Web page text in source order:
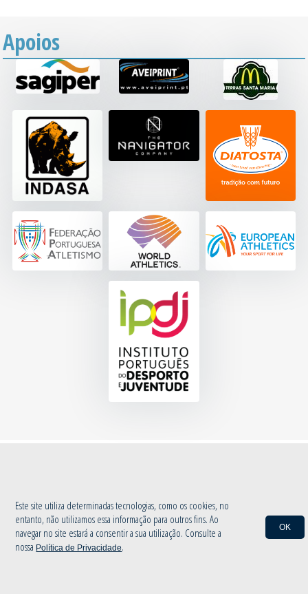
Este site utiliza determinadas tecnologias, como os cookies, no
entanto, não utilizamos essa informação para outros fins. Ao
navegar no site estará a consentir a sua utilização. Consulte a
nossa Política de Privacidade.
OK
Apoios